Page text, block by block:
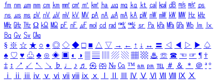
㎙ ㎚ ㎛ ㎜ ㎝ ㎞ ㎟ ㎠ ㎡ ㎢ ㏊ ㎍ ㎎ ㎏ ㏏ ㎈ ㎉ ㏈ ㎧ ㎨ ㎰
㎱ ㎲ ㎳ ㎴ ㎵ ㎶ ㎷ ㎸ ㎹ ㎀ ㎁ ㎂ ㎃ ㎄ ㎺ ㎻ ㎽ ㎾ ㎿ ㎐ ㎑
㎒ ㎓ ㎔ Ω ㏀ ㏁ ㎊ ㎋ ㎌ ㏖ ㏅ ㎭ ㎮ ㎯ ㏛ ㎩ ㎪ ㎫ ㎬ ㏝ ㏐
㏓
㏃ ㏉ ㏜ ㏆
§ ※ ☆ ★ ○ ● ◎ ◇ ◆ □ ■ △ ▽ → ← ↑ ↓ ↔ 〓 ◁ ◀ ▷ ▶ ♤
♠ ♡ ♥ ♧ ♣ ⊙ ◈ ▣ ◐ ◑ ▒ ▤ ▨ ▧ ▦ ▩ ♨ ☏ ☎ ☜ ☞ ¶ †
‡ ↕ ↗ ↙ ↖ ↘ ♭ ♩ ♪ ♬ ㉿ ㈜ № ㏇ ™ ㏂ ㏘ ℡ ＃ ＆ ＊ ＠ ª º
ⅰ
ⅱ ⅲ ⅳ ⅴ ⅵ ⅶ ⅷ ⅸ ⅹ Ⅳ Ⅴ Ⅵ Ⅶ Ⅷ Ⅸ Ⅹ